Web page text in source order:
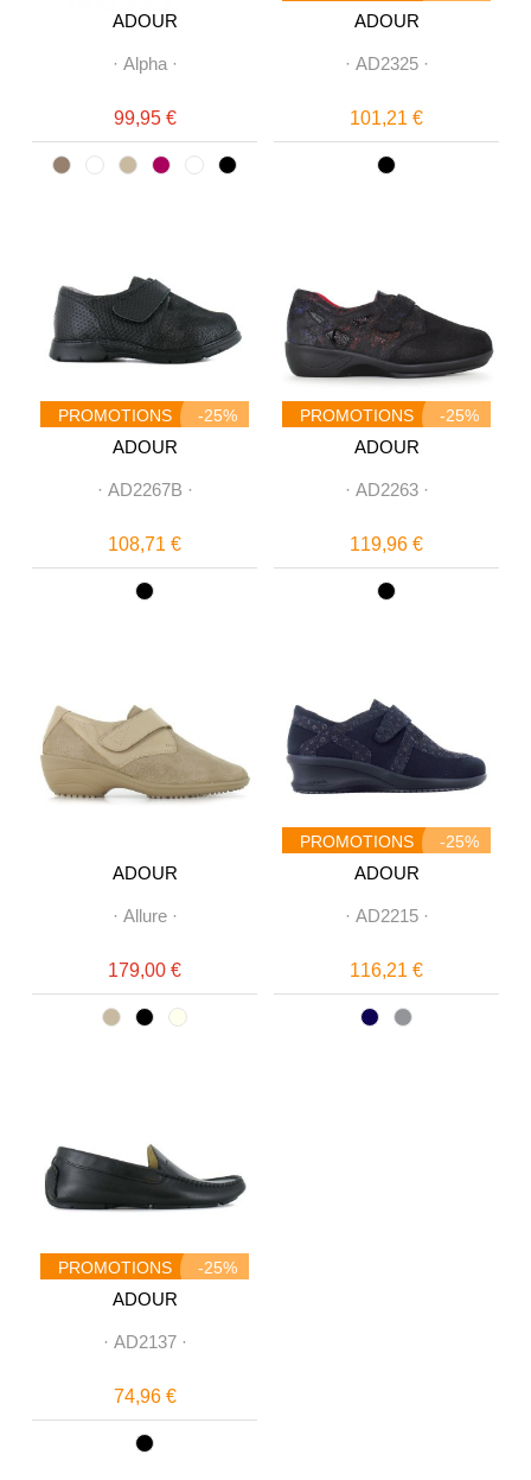
ADOUR
· Alpha·
99,95 €
ADOUR
· AD2325·
101,21 €
PROMOTIONS -25%
ADOUR
· AD2267B ·
108,71 €
PROMOTIONS -25%
ADOUR
· AD2263·
119,96 €
ADOUR
· Allure·
179,00 €
PROMOTIONS -25%
ADOUR
· AD2215·
116,21 €
PROMOTIONS -25%
ADOUR
· AD2137·
74,96 €